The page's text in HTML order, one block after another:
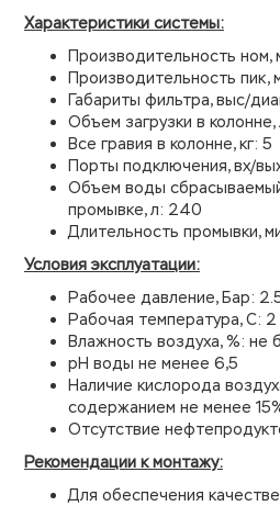
Характеристики системы:
Производительность ном,
Производительность пик,
Габариты фильтра, выс/
Объем загрузки в
Все гравия в колонне, кг: 5
Порты подключения, вх/
Объем воды
промывке, л: 240
Длительность промывки,
Условия эксплуатации:
Рабочее давление, Бар:
Рабочая температура, С:
Влажность воздуха, %: не
рН воды не менее 6,5
Наличие кислорода
содержанием не менее
Отсутствие
Рекомендации к монтажу:
Для обеспечения